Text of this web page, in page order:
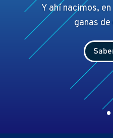
Y ahí nacimos,
ganas